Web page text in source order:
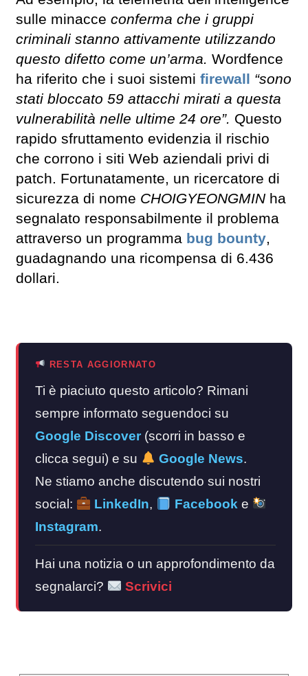
sulle minacce conferma che i gruppi
criminali stanno attivamente utilizzando
questo difetto come un’arma. Wordfence
ha riferito che i suoi sistemi firewall “sono
stati bloccato 59 attacchi mirati a questa
vulnerabilità nelle ultime 24 ore”. Questo
rapido sfruttamento evidenzia il rischio
che corrono i siti Web aziendali privi di
patch. Fortunatamente, un ricercatore di
sicurezza di nome CHOIGYEONGMIN ha
segnalato responsabilmente il problema
attraverso un programma bug bounty,
guadagnando una ricompensa di 6.436
dollari.
RESTA AGGIORNATO
Ti è piaciuto questo articolo? Rimani
sempre informato seguendoci su
Google Discover (scorri in basso e
clicca segui) e su
Google News.
Ne stiamo anche discutendo sui nostri
social:
LinkedIn, Facebook e
Instagram.
Hai una notizia o un approfondimento da
segnalarci?
Scrivici